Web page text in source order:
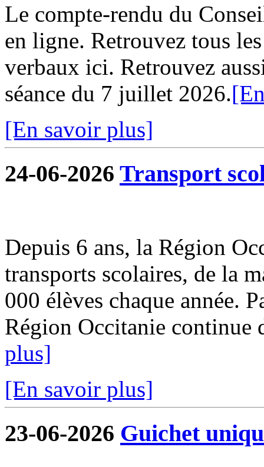
Le compte-rendu du
en ligne. Retrouvez tous
verbaux ici. Retrouvez
séance du 7 juillet 2026.
[En savoir plus]
24-06-2026 Transport
Depuis 6 ans, la Région
transports scolaires, de la
000 élèves chaque année.
Région Occitanie continue
plus]
[En savoir plus]
23-06-2026 Guichet